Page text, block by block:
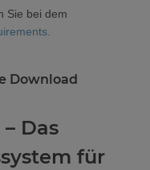
Sie bei dem
Download
Das
für